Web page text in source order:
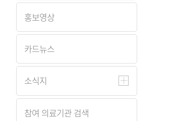
홍보영상
카드뉴스
소식지
참여 의료기관 검색